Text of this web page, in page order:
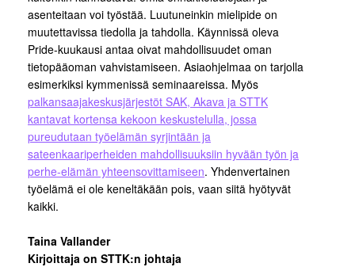
asenteitaan voi työstää. Luutuneinkin mielipide on
muutettavissa tiedolla ja tahdolla. Käynnissä oleva
Pride-kuukausi antaa oivat mahdollisuudet oman
tietopääoman vahvistamiseen. Asiaohjelmaa on tarjolla
esimerkiksi kymmenissä seminaareissa. Myös
palkansaajakeskusjärjestöt SAK, Akava ja STTK
kantavat kortensa kekoon keskustelulla, jossa
pureudutaan työelämän syrjintään ja
sateenkaariperheiden mahdollisuuksiin hyvään työn ja
perhe-elämän yhteensovittamiseen. Yhdenvertainen
työelämä ei ole keneltäkään pois, vaan siitä hyötyvät
kaikki.
Taina Vallander
Kirjoittaja on STTK:n johtaja